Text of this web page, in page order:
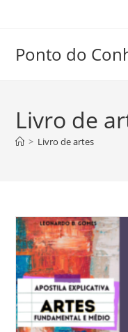
conteúdo
Ponto do
Livro de
> Livro de artes